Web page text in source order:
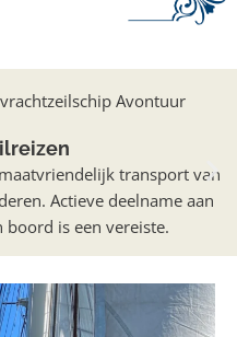
transport van
Actieve deelname aan
boord is een vereiste.